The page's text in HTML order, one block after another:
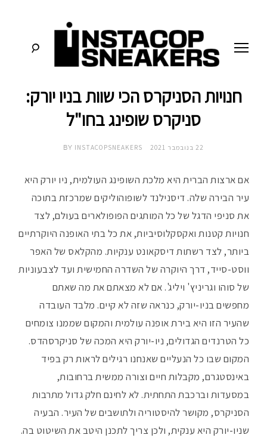
א
ס
ט
ק
ו
פ
סניקרס:
מדריכים,
תרבות
הסניקרס
חנויות הסניקרס הכי שוות בניו יורק:
סניקרס שופינג בחו"ל
22 בנובמבר 2021 INSTACOPSNEAKERS
אם ארצות הברית היא מלכת השופינג העולמית, ניו יורק היא
עיר הבירה שלה. דיסנילנד לשופוהוליקים שמרכזת בתוכה
את סניפי הדגל של כל המותגים הפופולארים בעולם, לצד
חנויות קטנות ואקסקלוסיביות, את כל בתי האופנה היוקרתיים
ביותר, לצד רשתות דיסקאונט ענקיות. מהקלאס של האפר
ווסט-סייד, דרך היוקרה של השדרה החמישית ועד לצבעוניות
של סוהו וגריניץ' ויליג'. אם לא מצאתם את מה שאתם
מחפשים בניו-יורק, כנראה שזה לא קיים. מלבד העובדה
שהעיר הזו היא בירת אופנה עולמית והמקום שממנו צומחים
כל הטרנדים הגדולים, ניו-יורק היא המכה של סניקרסהדס.
המקום שבו כל הנעליים שאנחנו רגילים לראות רק בפיד
באינסטגרם, מקבלות חיים וצורה ממשית ברחובות,
במסעדות וברכבת התחתית. לא לחינם חלק גדול מתרבות
הסניקרס, מקושר להיסטוריה ולתושבים של העיר. הבעיה
שניו-יורק היא ענקית, ולכן צריך לתכנן היטב את השיטוט בה.